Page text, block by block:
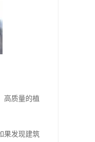
高质量的植
果发现建筑